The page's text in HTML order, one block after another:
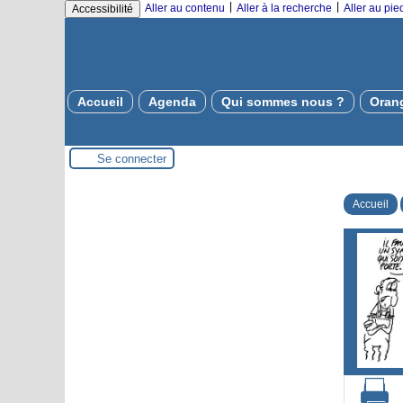
Accessibilité Aller au contenu Aller à la recherche Aller au
Accueil Agenda Qui sommes nous ?
Se connecter
Accueil